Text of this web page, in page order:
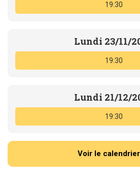
19:30
Lundi 23/11/
19:30
Lundi 21/12/
19:30
Voir le calendrier